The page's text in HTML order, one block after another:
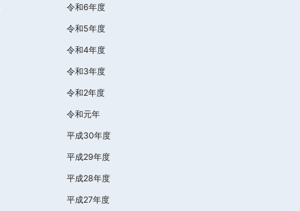
令和6年度
令和5年度
令和4年度
令和3年度
令和2年度
令和元年
平成30年度
平成29年度
平成28年度
平成27年度